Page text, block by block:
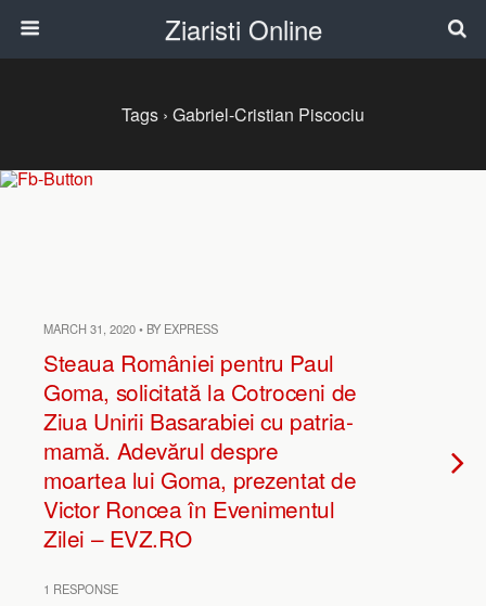
Ziaristi Online
Tags › Gabriel-Cristian Piscociu
MARCH 31, 2020 • BY EXPRESS
Steaua României pentru Paul
Goma, solicitată la Cotroceni de
Ziua Unirii Basarabiei cu patria-
mamă. Adevărul despre
moartea lui Goma, prezentat de
Victor Roncea în Evenimentul
Zilei – EVZ.RO
1 RESPONSE